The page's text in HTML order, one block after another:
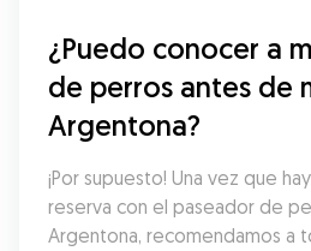
¿Puedo conocer a
de perros antes de
Argentona?
¡Por supuesto! Una vez que
reserva con el paseador de
Argentona, recomendamos a